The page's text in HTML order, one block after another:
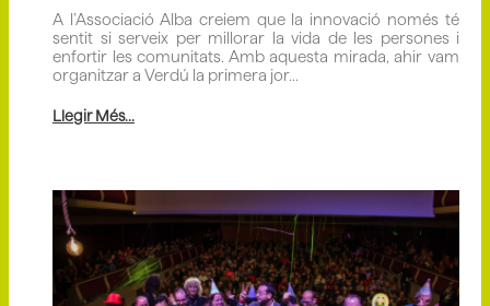
A l’Associació Alba creiem que la innovació només té
sentit si serveix per millorar la vida de les persones i
enfortir les comunitats. Amb aquesta mirada, ahir vam
organitzar a Verdú la primera jor...
Llegir Més...